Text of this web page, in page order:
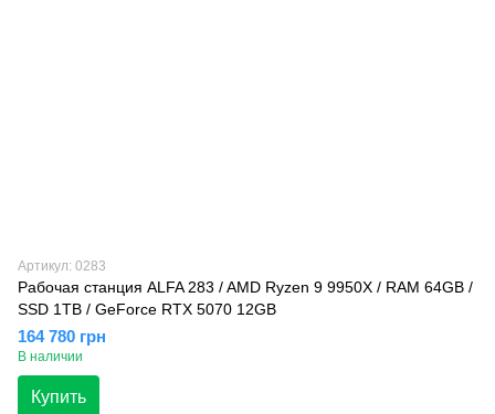
Артикул: 0283
Рабочая станция ALFA 283 / AMD Ryzen 9 9950X / RAM 64GB /
SSD 1TB / GeForce RTX 5070 12GB
164 780 грн
В наличии
Купить